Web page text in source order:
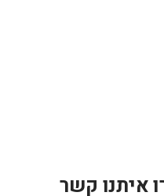
איתנו קשר